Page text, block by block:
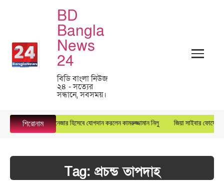
BD
Bangla
News
24
বিডি বাংলা নিউজ
২৪ - সত্যের
সন্ধানে, সবসময়।
শিরোনাম
গ্রুপে জেনারেল ম্যানেজার হিসেবে যোগদান করলেন কামরুজ্জামান নিলু জিয়া সাইবার ফোর্সের
Tag: প্রচন্ড তাপদাহ